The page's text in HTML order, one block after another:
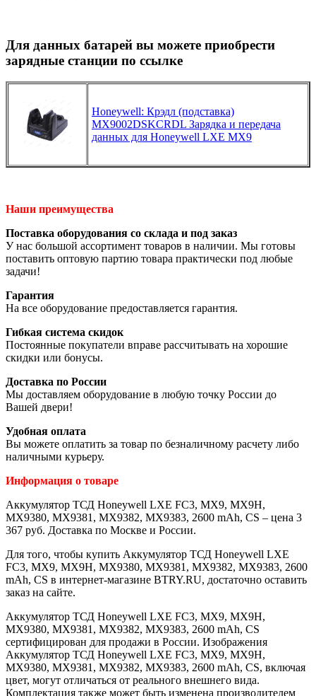
Для данных батарей вы можете приобрести
зарядные станции по ссылке
Honeywell: Крэдл (подставка)
MX9002DSKCRDL Зарядка и передача
данных для Honeywell LXE MX9
Наши преимущества
Поставка оборудования со склада и под заказ
У нас большой ассортимент товаров в наличии. Мы готовы
поставить оптовую партию товара практически под любые
задачи!
Гарантия
На все оборудование предоставляется гарантия.
Гибкая система скидок
Постоянные покупатели вправе рассчитывать на хорошие
скидки или бонусы.
Доставка по России
Мы доставляем оборудование в любую точку России до
Вашей двери!
Удобная оплата
Вы можете оплатить за товар по безналичному расчету либо
наличными курьеру.
Информация о товаре
Аккумулятор ТСД Honeywell LXE FC3, MX9, MX9H,
MX9380, MX9381, MX9382, MX9383, 2600 mAh, CS – цена 3
367 руб. Доставка по Москве и России.
Для того, чтобы купить Аккумулятор ТСД Honeywell LXE
FC3, MX9, MX9H, MX9380, MX9381, MX9382, MX9383, 2600
mAh, CS в интернет-магазине BTRY.RU, достаточно оставить
заказ на сайте.
Аккумулятор ТСД Honeywell LXE FC3, MX9, MX9H,
MX9380, MX9381, MX9382, MX9383, 2600 mAh, CS
сертифицирован для продажи в России. Изображения
Аккумулятор ТСД Honeywell LXE FC3, MX9, MX9H,
MX9380, MX9381, MX9382, MX9383, 2600 mAh, CS, включая
цвет, могут отличаться от реального внешнего вида.
Комплектация также может быть изменена производителем